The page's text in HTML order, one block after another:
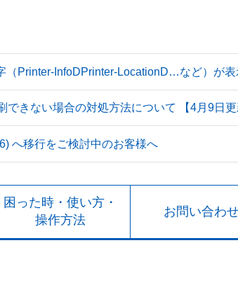
（Printer-InfoDPrinter-LocationD…など）が
できない場合の対処方法について 【4月9日更
へ移行をご検討中のお客様へ
困った時・使い方・
操作方法
お問い合わ